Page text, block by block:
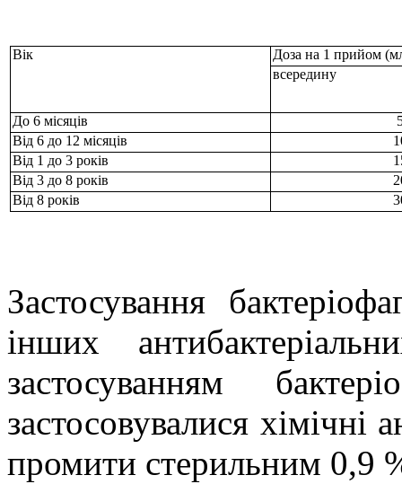
Вік
Доза на 1 прийом
всередину
До 6 місяців
Від 6 до 12 місяців
Від 1 до 3 років
Від 3 до 8 років
Від 8 років
Застосування
інших
застосуванням
застосовувалися хімічні
промити стерильним 0,9